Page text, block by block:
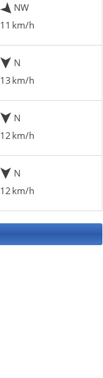
NW
11 km/h
N
13 km/h
N
12 km/h
N
12 km/h